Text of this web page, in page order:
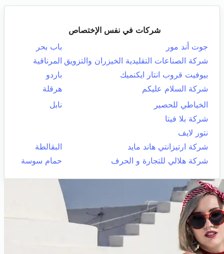
شركات في نفس الإختصاص
جوت أند مور
باب بحر
شركة الصناعات التقليدية الخيزران والتزويق المرناقية
بيوفيت قروب انتار ايكنميك
باردو
شركة السلام عليكم
هرقلة
الخياطي للحصير
نابل
شركة بلا فيتا
نتور لايف
شركة ارتيزانتي هاند مايد
البقالطة
شركة هلالي للتجارة و الحرف
حمام سوسة